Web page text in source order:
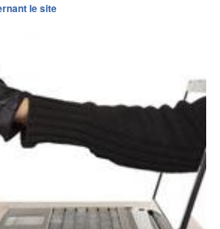
le site